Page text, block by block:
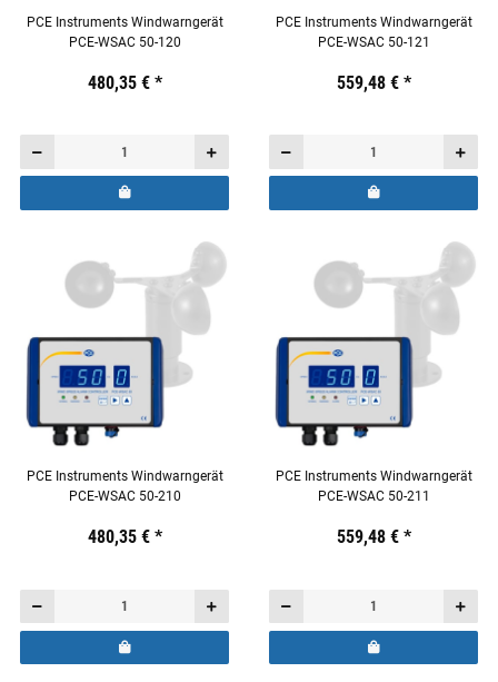
PCE Instruments Windwarngerät
PCE-WSAC 50-120
19,44 €inkl. 19% USt.
480,35 € *
PCE Instruments Windwarngerät
PCE-WSAC 50-121
19,44 €inkl. 19% USt.
559,48 € *
PCE Instruments Windwarngerät
PCE-WSAC 50-210
19,44 €inkl. 19% USt.
480,35 € *
PCE Instruments Windwarngerät
PCE-WSAC 50-211
19,44 €inkl. 19% USt.
559,48 € *